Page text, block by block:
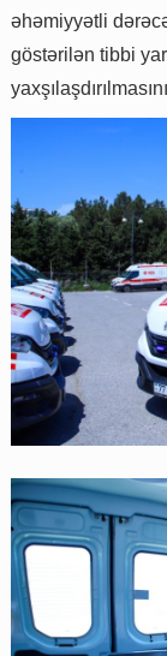
əhəmiyyətli
göstərilən tibbi